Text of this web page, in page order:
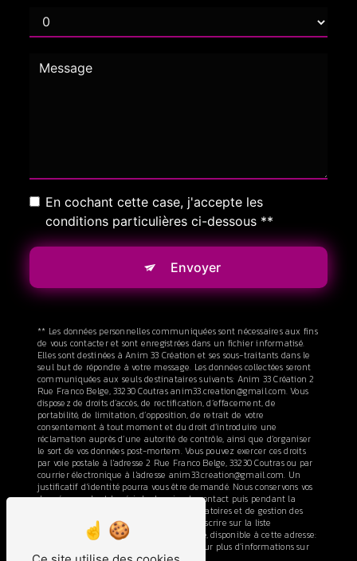
En cochant cette case, j'accepte les
conditions particulières ci-dessous **
Envoyer
** Les données personnelles communiquées sont nécessaires aux fins
de vous contacter et sont enregistrées dans un fichier informatisé.
Elles sont destinées à Anim 33 Création et ses sous-traitants dans le
seul but de répondre à votre message. Les données collectées seront
communiquées aux seuls destinataires suivants: Anim 33 Création 2
Rue Franco Belge, 33230 Coutras anim33.creation@gmail.com. Vous
disposez de droits d’accès, de rectification, d’effacement, de
portabilité, de limitation, d’opposition, de retrait de votre
consentement à tout moment et du droit d’introduire une
réclamation auprès d’une autorité de contrôle, ainsi que d’organiser
le sort de vos données post-mortem. Vous pouvez exercer ces droits
par voie postale à l'adresse 2 Rue Franco Belge, 33230 Coutras ou par
courrier électronique à l'adresse anim33.creation@gmail.com. Un
justificatif d'identité pourra vous être demandé. Nous conservons vos
données pendant la période de prise de contact puis pendant la
durée de prescription légale aux fins probatoires et de gestion des
contentieux. Vous avez le droit de vous inscrire sur la liste
d'opposition au démarchage téléphonique, disponible à cette adresse:
. Consultez le site cnil.fr pour plus d’informations sur